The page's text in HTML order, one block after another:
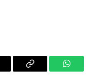
Copy
WhatsApp